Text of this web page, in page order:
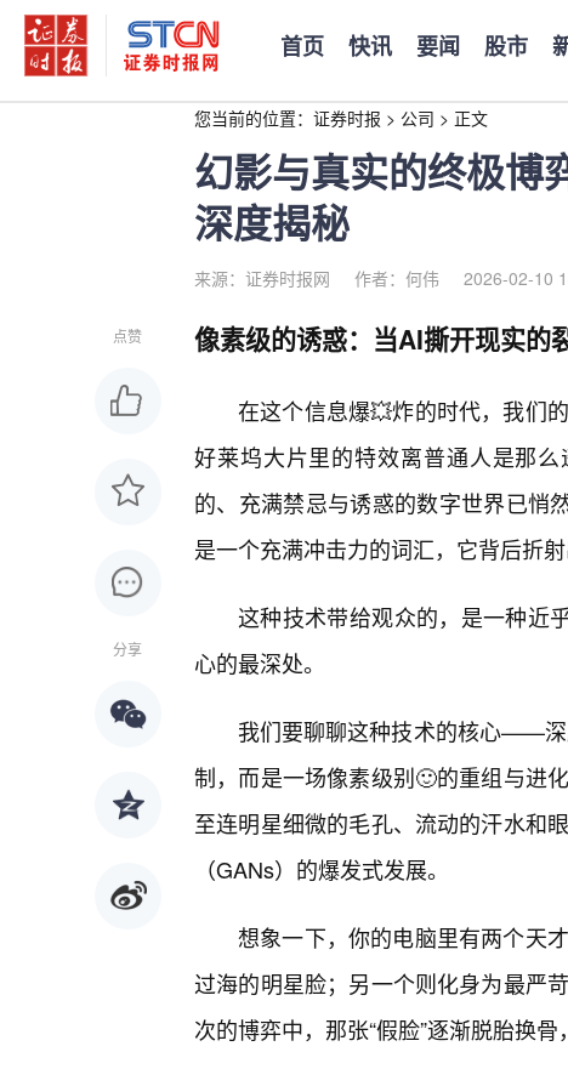
首页 快讯 要闻 股市
您当前的位置： 证券时报 > 公司 > 正文
幻影与真实的终极博
深度揭秘
来源：证券时报网 作者：何伟 2026-02-10
点赞
分享
像素级的诱惑：当AI撕开现实的
在这个信息爆💥炸的时代，我们
好莱坞大片里的特效离普通人是那
的、充满禁忌与诱惑的数字世界已悄
是一个充满冲击力的词汇，它背后折
这种技术带给观众的，是一种近
心的最深处。
我们要聊聊这种技术的核心——
制，而是一场像素级别🙂的重组与进
至连明星细微的毛孔、流动的汗水和
（GANs）的爆发式发展。
想象一下，你的电脑里有两个天
过海的明星脸；另一个则化身为最严
次的博弈中，那张“假脸”逐渐脱胎换